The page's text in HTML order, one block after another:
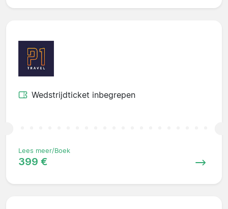
Wedstrijdticket inbegrepen
Lees meer/Boek
399 €